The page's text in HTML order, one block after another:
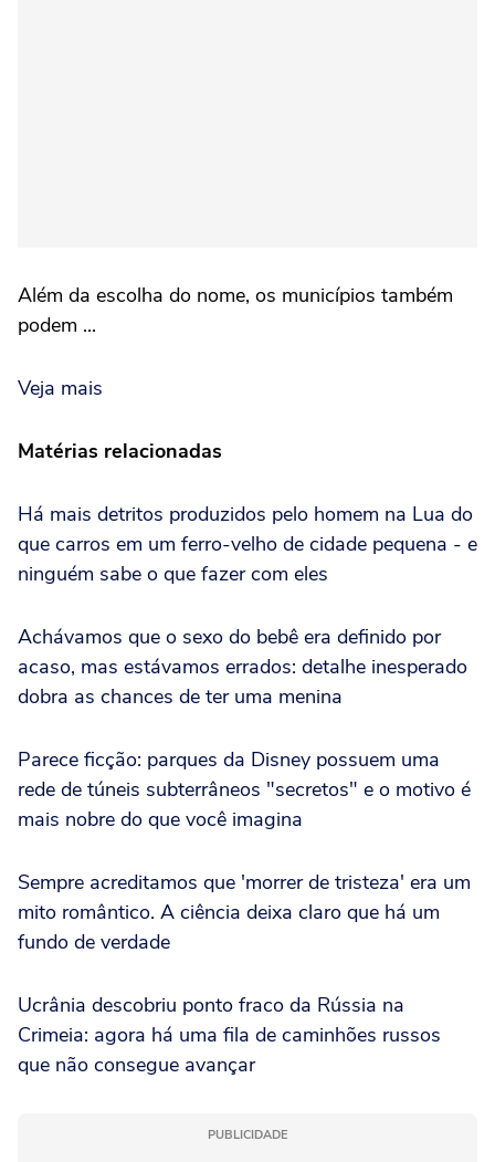
Além da escolha do nome, os municípios também
podem ...
Veja mais
Matérias relacionadas
Há mais detritos produzidos pelo homem na Lua do
que carros em um ferro-velho de cidade pequena - e
ninguém sabe o que fazer com eles
Achávamos que o sexo do bebê era definido por
acaso, mas estávamos errados: detalhe inesperado
dobra as chances de ter uma menina
Parece ficção: parques da Disney possuem uma
rede de túneis subterrâneos "secretos" e o motivo é
mais nobre do que você imagina
Sempre acreditamos que 'morrer de tristeza' era um
mito romântico. A ciência deixa claro que há um
fundo de verdade
Ucrânia descobriu ponto fraco da Rússia na
Crimeia: agora há uma fila de caminhões russos
que não consegue avançar
PUBLICIDADE